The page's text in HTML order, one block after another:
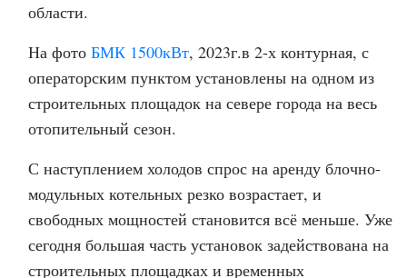
области.
На фото БМК 1500кВт, 2023г.в 2-х контурная, с
операторским пунктом установлены на одном из
строительных площадок на севере города на весь
отопительный сезон.
С наступлением холодов спрос на аренду блочно-
модульных котельных резко возрастает, и
свободных мощностей становится всё меньше. Уже
сегодня большая часть установок задействована на
строительных площадках и временных